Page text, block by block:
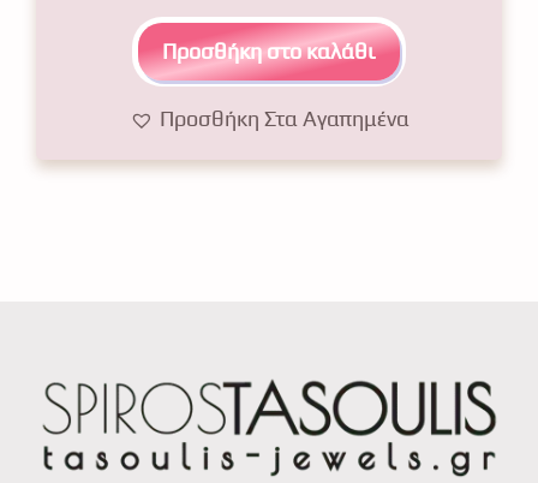
f
5
Προσθήκη στο καλάθι
Προσθήκη Στα Αγαπημένα